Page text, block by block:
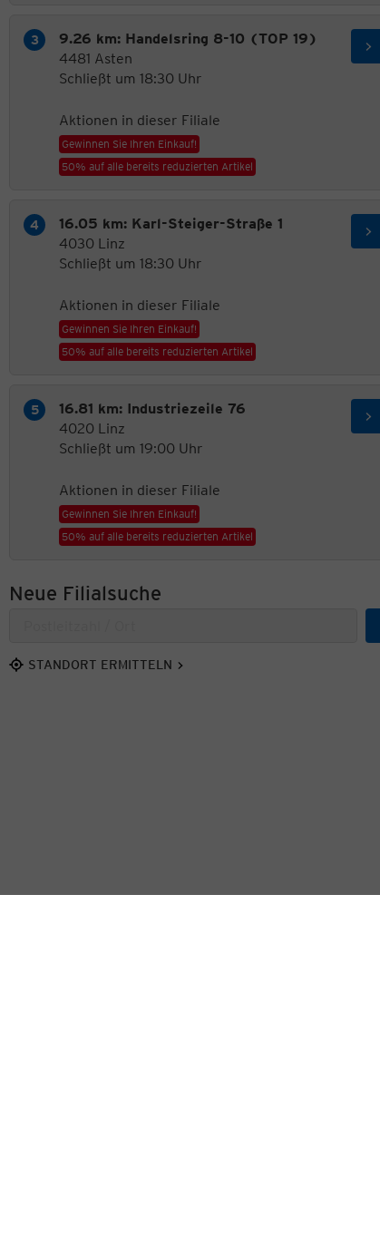
9.26 km: Handelsring 8-10 (TOP 19)
4481 Asten
Schließt um 18:30 Uhr
Aktionen in dieser Filiale
Gewinnen Sie Ihren Einkauf!
50% auf alle bereits reduzierten Artikel
16.05 km: Karl-Steiger-Straße 1
4030 Linz
Schließt um 18:30 Uhr
Aktionen in dieser Filiale
Gewinnen Sie Ihren Einkauf!
50% auf alle bereits reduzierten Artikel
16.81 km: Industriezeile 76
4020 Linz
Schließt um 19:00 Uhr
Aktionen in dieser Filiale
Gewinnen Sie Ihren Einkauf!
50% auf alle bereits reduzierten Artikel
Neue Filialsuche
STANDORT ERMITTELN